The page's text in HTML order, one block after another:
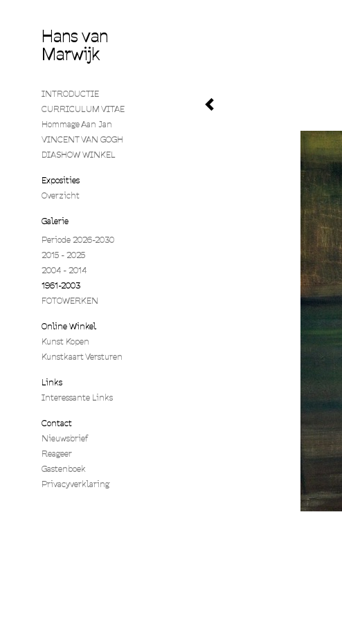
Hans van
Marwijk
INTRODUCTIE
CURRICULUM VITAE
Hommage Aan Jan
VINCENT VAN GOGH
DIASHOW WINKEL
Exposities
Overzicht
Galerie
Periode 2026-2030
2015 - 2025
2004 - 2014
1961-2003
FOTOWERKEN
Online Winkel
Kunst Kopen
Kunstkaart Versturen
Links
Interessante Links
Contact
Nieuwsbrief
Reageer
Gastenboek
Privacyverklaring